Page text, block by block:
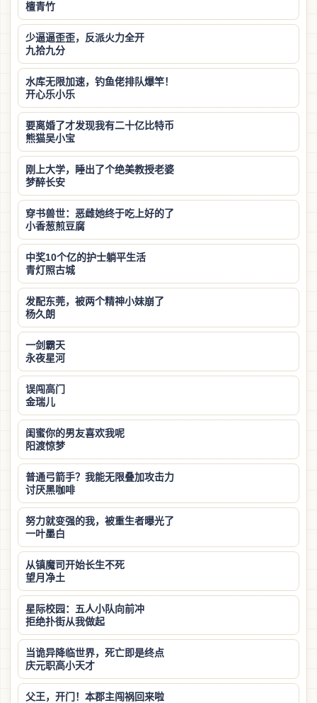
檀青竹
少逼逼歪歪，反派火力全开
九拾九分
水库无限加速，钓鱼佬排队爆竿！
开心乐小乐
要离婚了才发现我有二十亿比特币
熊猫吴小宝
刚上大学，睡出了个绝美教授老婆
梦醉长安
穿书兽世：恶雌她终于吃上好的了
小香葱煎豆腐
中奖10个亿的护士躺平生活
青灯照古城
发配东莞，被两个精神小妹崩了
杨久朗
一剑霸天
永夜星河
误闯高门
金瑞儿
闺蜜你的男友喜欢我呢
阳渡惊梦
普通弓箭手？我能无限叠加攻击力
讨厌黑咖啡
努力就变强的我，被重生者曝光了
一叶墨白
从镇魔司开始长生不死
望月净土
星际校园：五人小队向前冲
拒绝扑街从我做起
当诡异降临世界，死亡即是终点
庆元职高小天才
父王，开门！本郡主闯祸回来啦